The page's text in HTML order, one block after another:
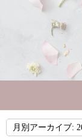
月別アーカイブ: